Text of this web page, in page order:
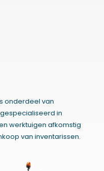
onderdeel van
in
werktuigen afkomstig
van inventarissen.